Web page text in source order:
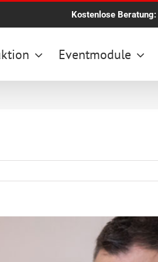
Kostenlose Beratung:
Eventmodule